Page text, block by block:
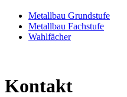
Metallbau Grundstufe
Metallbau Fachstufe
Wahlfächer
Kontakt